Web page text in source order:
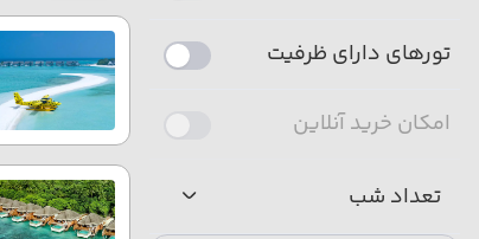
تورهای دارای ظرفیت
امکان خرید آنلاین
تعداد شب